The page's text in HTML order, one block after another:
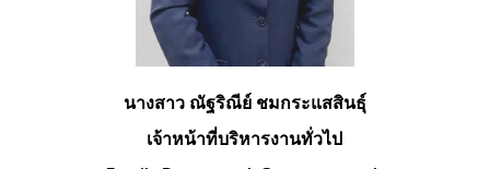
นางสาว ณัฐริณีย์ ชมกระแสสินธุ์
เจ้าหน้าที่บริหารงานทั่วไป